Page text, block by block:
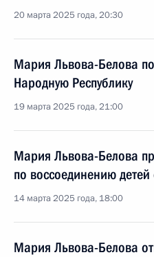
20 марта 2025 года, 20:30
Мария Львова-Белова
Народную Республику
19 марта 2025 года, 21:00
Мария Львова-Белова
по воссоединению
14 марта 2025 года, 18:00
Мария Львова-Белова